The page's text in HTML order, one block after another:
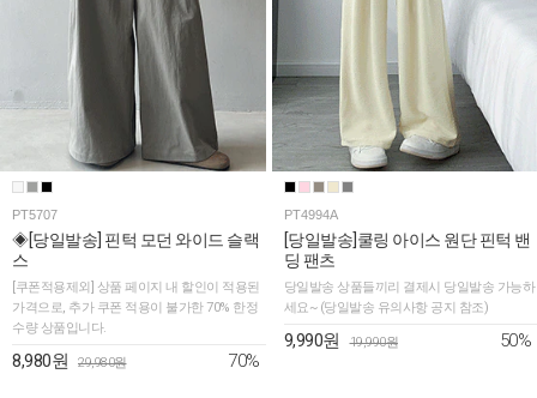
PT5707
◈[당일발송] 핀턱 모던 와이드 슬랙
스
[쿠폰적용제외] 상품 페이지 내 할인이 적용된
가격으로, 추가 쿠폰 적용이 불가한 70% 한정
수량 상품입니다.
8,980원 29,980원 70%
PT4994A
[당일발송]쿨링 아이스 원단 핀턱 밴
딩 팬츠
당일발송 상품들끼리 결제시 당일발송 가능하
세요~ (당일발송 유의사항 공지 참조)
9,990원 19,990원 50%